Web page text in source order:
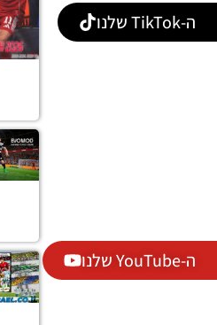
ה-TikTok שלנו
ה-YouTube שלנו